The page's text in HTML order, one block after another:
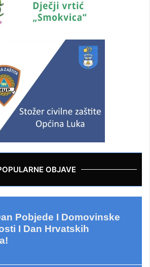
OBJAVE
Pobjede I Domovinske
I Dan Hrvatskih